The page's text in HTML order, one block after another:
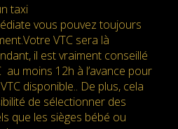
taxi
vous pouvez toujours
VTC sera là
il est vraiment conseillé
moins 12h à l’avance pour
disponible.. De plus, cela
de sélectionner des
que les sièges bébé ou